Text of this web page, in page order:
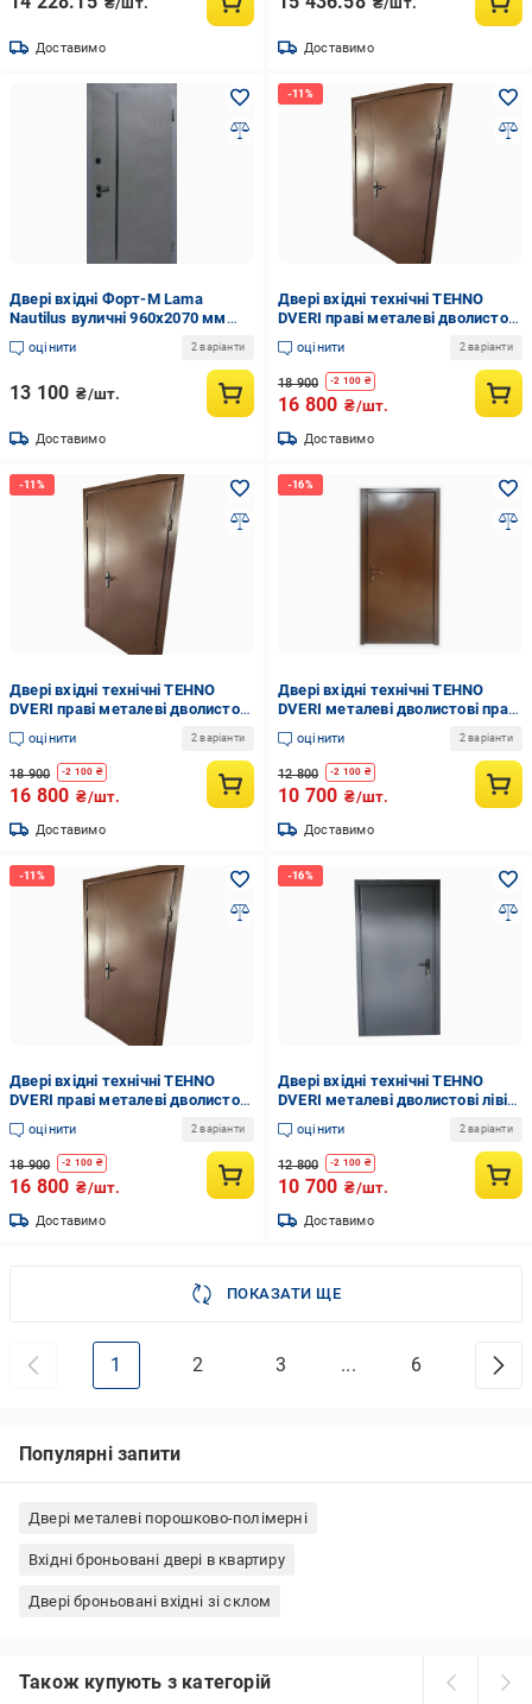
Доставимо Доставимо
Двері вхідні Форт-М Lama
Nautilus вуличні 960х2070 мм
(32402)
оцінити 2 варіанти
13 100 ₴/шт.
Доставимо
Двері вхідні технічні TEHNO
DVERI праві металеві дволистові
полуторні 1400х2050 мм Ral
8017 Коричневий
оцінити 2 варіанти
18 900 -2 100 ₴
16 800 ₴/шт.
Доставимо
Двері вхідні технічні TEHNO
DVERI праві металеві дволистові
полуторні 1450х2050 мм Ral
8017 Коричневий
оцінити 2 варіанти
18 900 -2 100 ₴
16 800 ₴/шт.
Доставимо
Двері вхідні технічні TEHNO
DVERI металеві дволистові праві
860х1900 см Коричневий
оцінити 2 варіанти
12 800 -2 100 ₴
10 700 ₴/шт.
Доставимо
Двері вхідні технічні TEHNO
DVERI праві металеві дволистові
полуторні 1100х2050 мм Ral
8017 Коричневий
оцінити 2 варіанти
18 900 -2 100 ₴
16 800 ₴/шт.
Доставимо
Двері вхідні технічні TEHNO
DVERI металеві дволистові ліві
860х1900 см Ral 7024
Антрацитовий
оцінити 2 варіанти
12 800 -2 100 ₴
10 700 ₴/шт.
Доставимо
ПОКАЗАТИ ЩЕ
1 2 3 ... 6
Популярні запити
Двері металеві порошково-полімерні
Вхідні броньовані двері в квартиру
Двері броньовані вхідні зі склом
Також купують з категорій